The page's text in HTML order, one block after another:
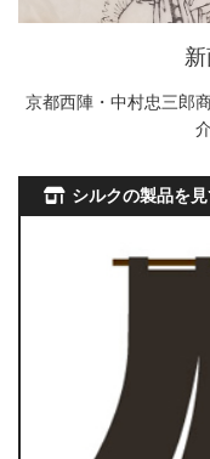
京都西陣・中村忠三郎
シルクの製品を